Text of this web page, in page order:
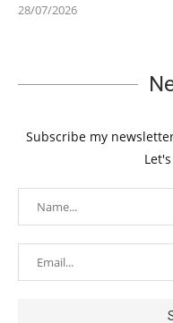
28/07/2026
Subscribe my